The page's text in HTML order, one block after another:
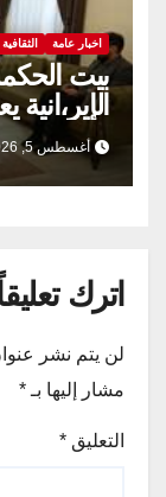
اخبار عامة الثقافية
بيت
والثقافي.
أغسطس 5, 2026
اترك
لن يتم نشر
مشار إليها بـ *
التعليق *